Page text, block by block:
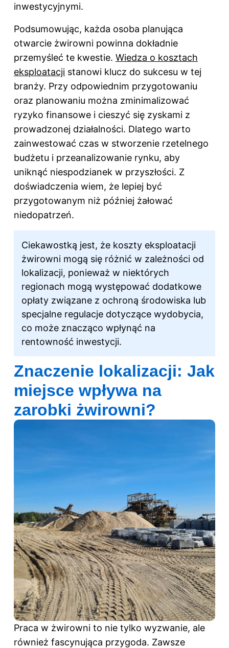
inwestycyjnymi.
Podsumowując, każda osoba planująca
otwarcie żwirowni powinna dokładnie
przemyśleć te kwestie. Wiedza o kosztach
eksploatacji stanowi klucz do sukcesu w tej
branży. Przy odpowiednim przygotowaniu
oraz planowaniu można zminimalizować
ryzyko finansowe i cieszyć się zyskami z
prowadzonej działalności. Dlatego warto
zainwestować czas w stworzenie rzetelnego
budżetu i przeanalizowanie rynku, aby
uniknąć niespodzianek w przyszłości. Z
doświadczenia wiem, że lepiej być
przygotowanym niż później żałować
niedopatrzeń.
Ciekawostką jest, że koszty eksploatacji
żwirowni mogą się różnić w zależności od
lokalizacji, ponieważ w niektórych
regionach mogą występować dodatkowe
opłaty związane z ochroną środowiska lub
specjalne regulacje dotyczące wydobycia,
co może znacząco wpłynąć na
rentowność inwestycji.
Znaczenie lokalizacji: Jak
miejsce wpływa na
zarobki żwirowni?
Praca w żwirowni to nie tylko wyzwanie, ale
również fascynująca przygoda. Zawsze